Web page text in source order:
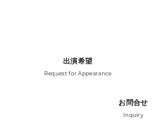
出演希望
Request for Appearance
お問合せ
Inquiry